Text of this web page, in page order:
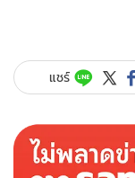
แชร์